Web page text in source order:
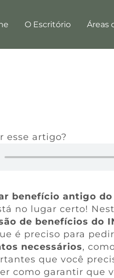
O Escritório Áreas
esse artigo?
benefício antigo do
no lugar certo!
de benefícios do
é preciso para
necessários,
que você
como garantir que